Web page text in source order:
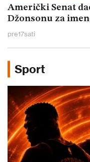
Američki Senat
Džonsonu za
pre17sati
Sport